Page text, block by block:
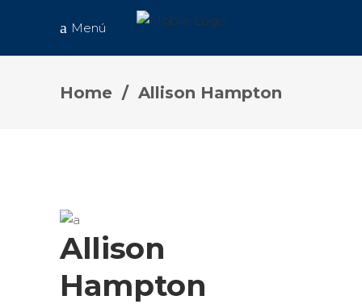
Menú
Home / Allison Hampton
Allison
Hampton